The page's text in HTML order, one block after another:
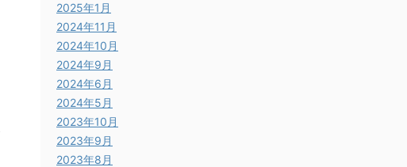
2025年1月
2024年11月
2024年10月
2024年9月
2024年6月
2024年5月
2023年10月
2023年9月
2023年8月